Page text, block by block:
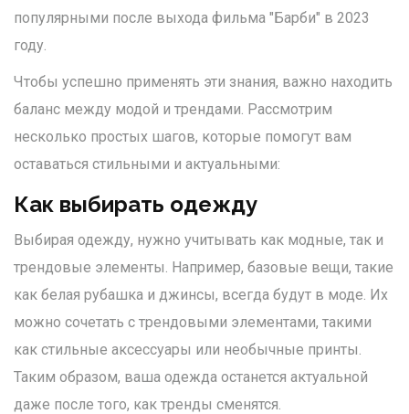
популярными после выхода фильма "Барби" в 2023
году.
Чтобы успешно применять эти знания, важно находить
баланс между модой и трендами. Рассмотрим
несколько простых шагов, которые помогут вам
оставаться стильными и актуальными:
Как выбирать одежду
Выбирая одежду, нужно учитывать как модные, так и
трендовые элементы. Например, базовые вещи, такие
как белая рубашка и джинсы, всегда будут в моде. Их
можно сочетать с трендовыми элементами, такими
как стильные аксессуары или необычные принты.
Таким образом, ваша одежда останется актуальной
даже после того, как тренды сменятся.